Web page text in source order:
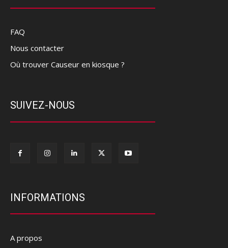
FAQ
Nous contacter
Où trouver Causeur en kiosque ?
SUIVEZ-NOUS
INFORMATIONS
A propos